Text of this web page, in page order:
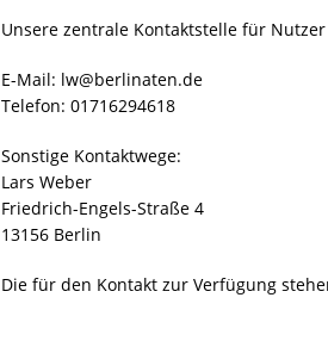
Unsere zentrale Kontaktstelle für
E-Mail: lw@berlinaten.de
Telefon: 01716294618
Sonstige Kontaktwege:
Lars Weber
Friedrich-Engels-Straße 4
13156 Berlin
Die für den Kontakt zur Verfügung